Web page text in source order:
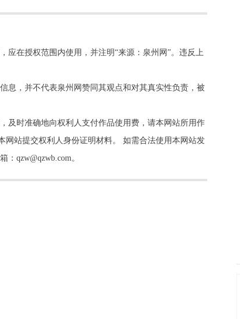
在授权范围内使用，并注明“来源：泉州网”。违反上
息，并不代表泉州网赞同其观点和对其真实性负责，被
及时准确地向权利人支付作品使用费，请本网站所用作
站提交权利人身份证明材料。 如需合法使用本网站发
qzw@qzwb.com。